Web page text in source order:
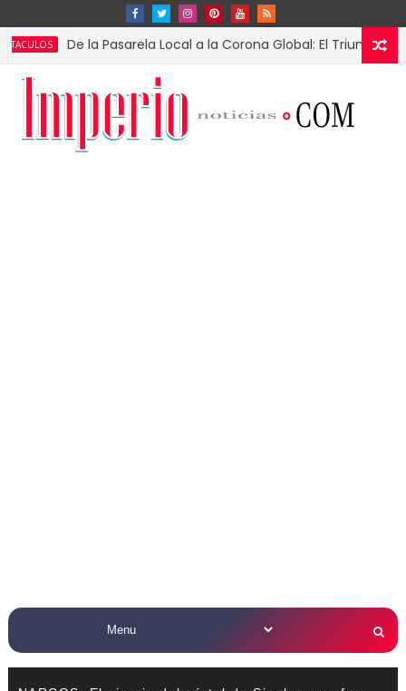
De la Pasarela Local a la Corona Global: El Triunfo de Fátima